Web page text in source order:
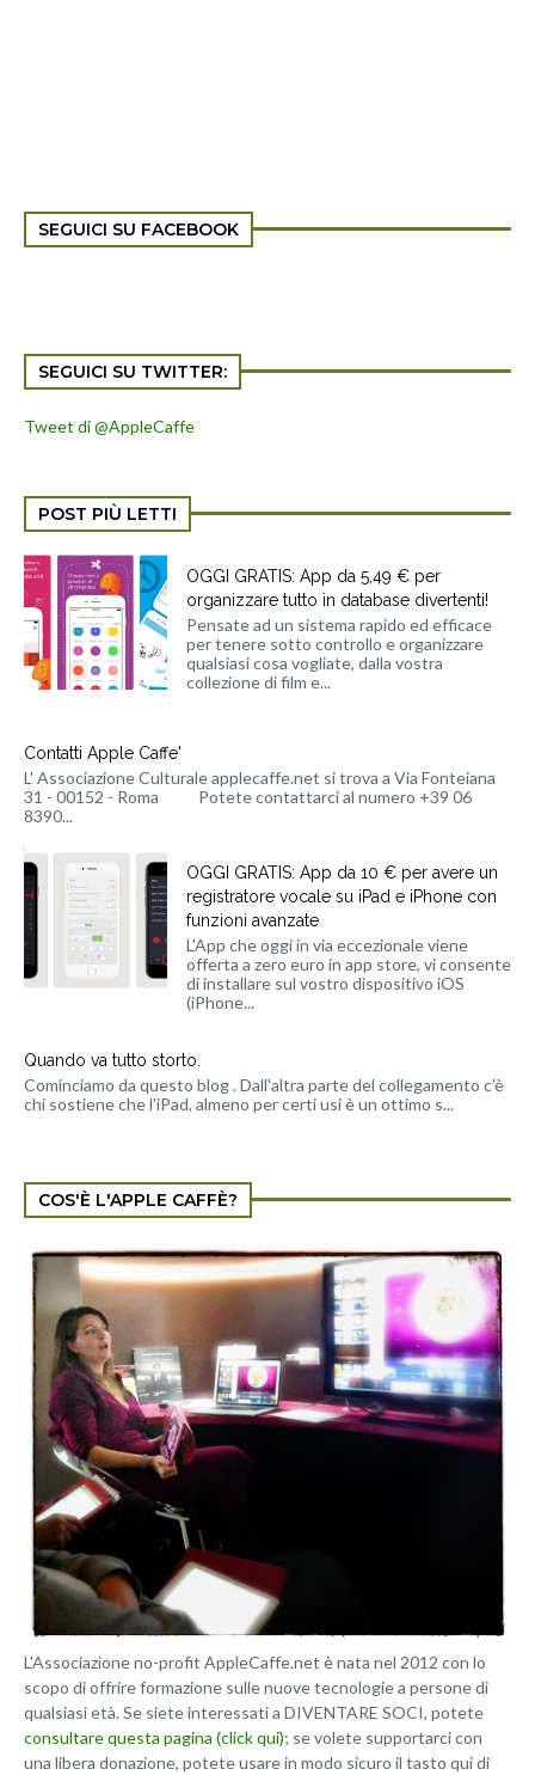
SEGUICI SU FACEBOOK
SEGUICI SU TWITTER:
Tweet di @AppleCaffe
POST PIÙ LETTI
OGGI GRATIS: App da 5,49 € per
organizzare tutto in database divertenti!
Pensate ad un sistema rapido ed efficace
per tenere sotto controllo e organizzare
qualsiasi cosa vogliate, dalla vostra
collezione di film e...
Contatti Apple Caffe'
L' Associazione Culturale applecaffe.net si trova a Via Fonteiana
31 - 00152 - Roma Potete contattarci al numero +39 06
8390...
OGGI GRATIS: App da 10 € per avere un
registratore vocale su iPad e iPhone con
funzioni avanzate
L'App che oggi in via eccezionale viene
offerta a zero euro in app store, vi consente
di installare sul vostro dispositivo iOS
(iPhone...
Quando va tutto storto.
Cominciamo da questo blog . Dall'altra parte del collegamento c'è
chi sostiene che l'iPad, almeno per certi usi è un ottimo s...
COS'È L'APPLE CAFFÈ?
L'Associazione no-profit AppleCaffe.net è nata nel 2012 con lo
scopo di offrire formazione sulle nuove tecnologie a persone di
qualsiasi età. Se siete interessati a DIVENTARE SOCI, potete
consultare questa pagina (click qui); se volete supportarci con
una libera donazione, potete usare in modo sicuro il tasto qui di